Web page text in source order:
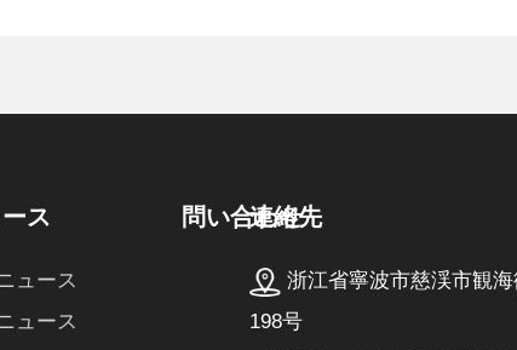
ス
ュース
ュース
問い合わせ
連絡先
浙江省寧波市慈渓市観
198号